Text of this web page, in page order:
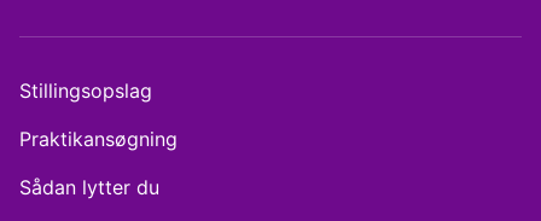
Stillingsopslag
Praktikansøgning
Sådan lytter du